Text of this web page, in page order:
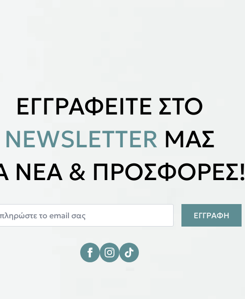
ΕΓΓΡΑΦΕΙΤΕ ΣΤΟ
NEWSLETTER ΜΑΣ
ΝΕΑ & ΠΡΟΣΦΟΡΕΣ!
ΕΓΓΡΑΦΗ